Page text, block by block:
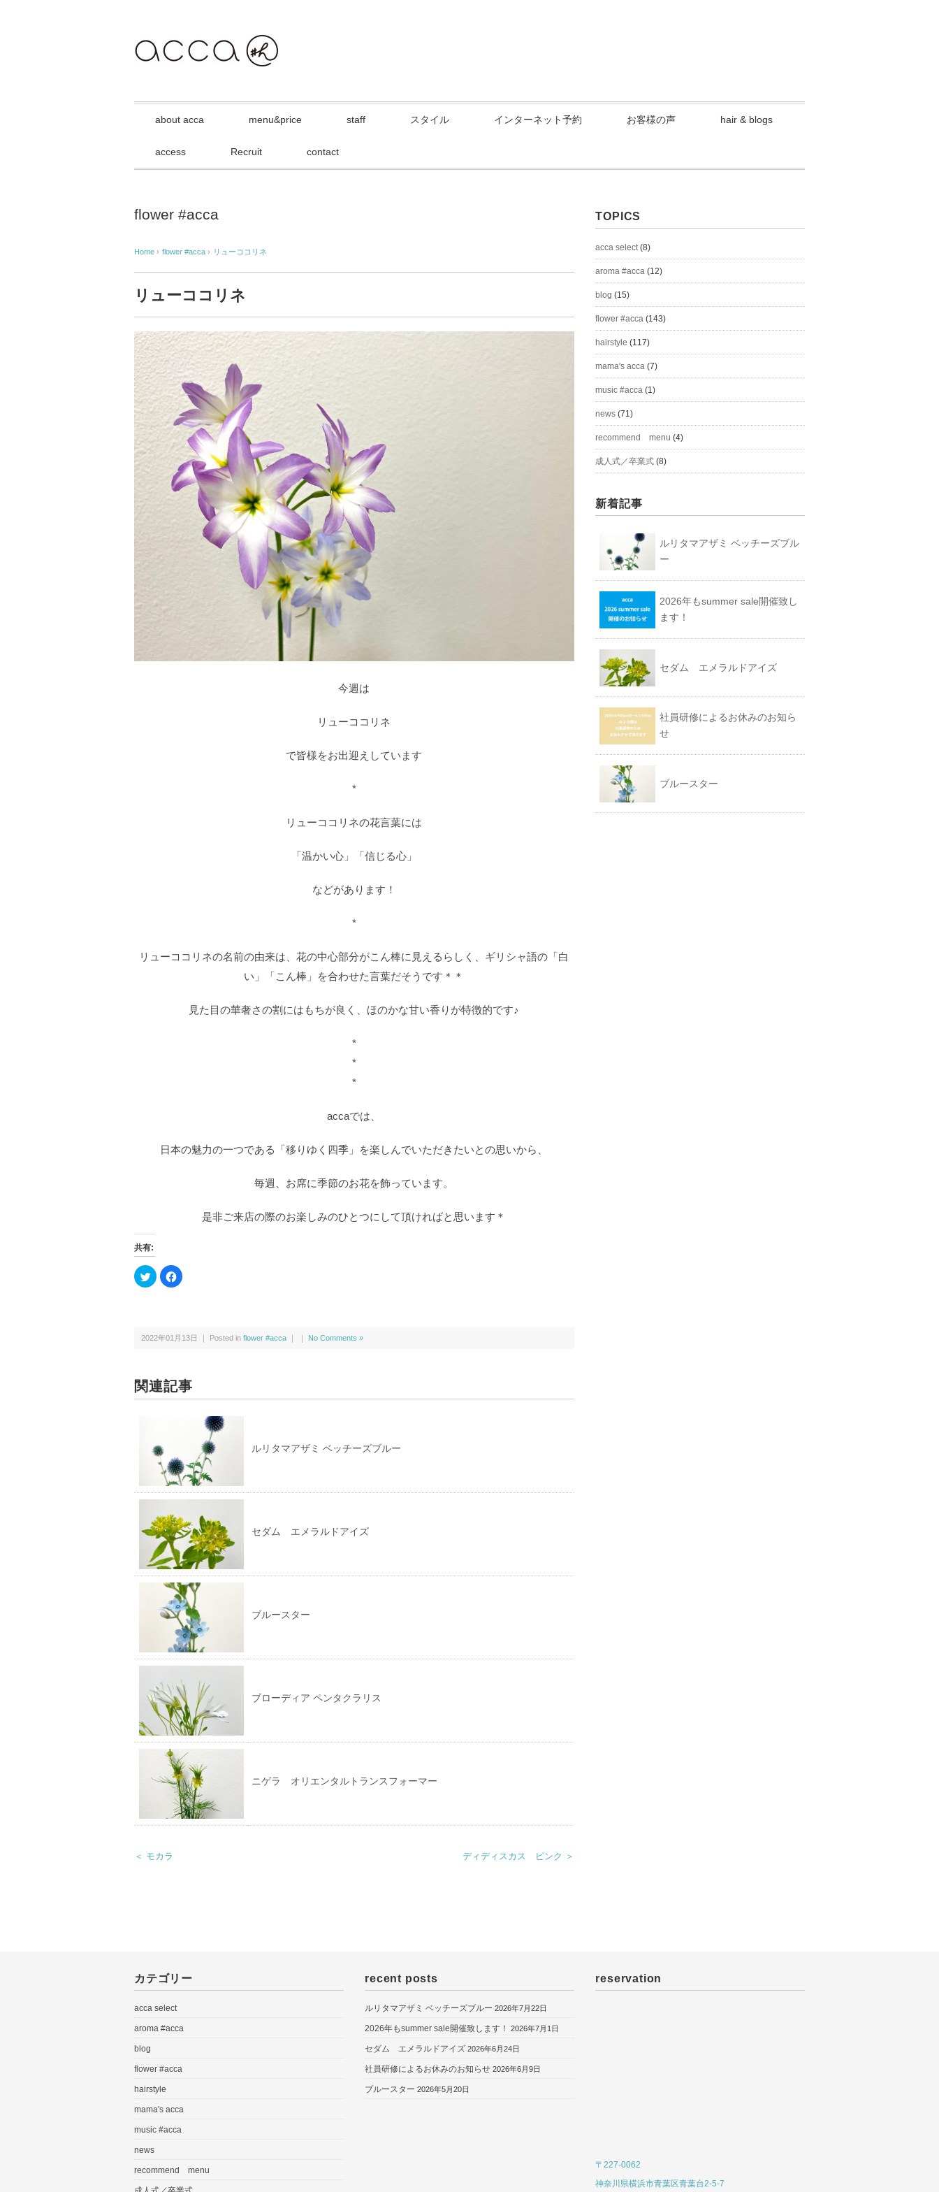
about acca menu&price staff スタイル インターネット予約 お客様の声 hair & blogs
access Recruit contact
flower #acca
Home › flower #acca › リューココリネ
リューココリネ
今週は
リューココリネ
で皆様をお出迎えしています
*
リューココリネの花言葉には
「温かい心」「信じる心」
などがあります！
*
リューココリネの名前の由来は、花の中心部分がこん棒に見えるらしく、ギリシャ語の「白
い」「こん棒」を合わせた言葉だそうです＊＊
見た目の華奢さの割にはもちが良く、ほのかな甘い香りが特徴的です♪
*
*
*
accaでは、
日本の魅力の一つである「移りゆく四季」を楽しんでいただきたいとの思いから、
毎週、お席に季節のお花を飾っています。
是非ご来店の際のお楽しみのひとつにして頂ければと思います＊
共有:
ク
リ
w
i
で
共
有
ン
ド
ウ
き
ま
F
a
k
で
に
は
ク
だ
さ
い
(新
し
い
ィ
ン
ド
ウ
で
開
き
ま
す)
2022年01月13日 ｜ Posted in flower #acca No Comments »
関連記事
ルリタマアザミ ベッチーズブルー
セダム エメラルドアイズ
ブルースター
ブローディア ペンタクラリス
ニゲラ オリエンタルトランスフォーマー
＜ モカラ ディディスカス ピンク ＞
TOPICS
acca select(8)
aroma #acca (12)
blog (15)
flower #acca (143)
hairstyle (117)
mama's acca (7)
music #acca (1)
news (71)
recommend menu (4)
成人式／卒業式 (8)
新着記事
ルリタマアザミ ベッチーズブル
ー
2026年もsummer sale開催致し
ます！
セダム エメラルドアイズ
社員研修によるお休みのお知ら
せ
ブルースター
カテゴリー
acca select
aroma #acca
blog
flower #acca
hairstyle
mama's acca
music #acca
news
recommend menu
recent posts
ルリタマアザミ ベッチーズブルー 2026年7月22日
2026年もsummer sale開催致します！ 2026年7月1日
セダム エメラルドアイズ 2026年6月24日
社員研修によるお休みのお知らせ 2026年6月9日
ブルースター 2026年5月20日
reservation
〒227-0062
神奈川県横浜市青葉区青葉台2-5-7